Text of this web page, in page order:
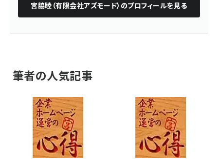
宮脇睦（有限会社アズモード） のプロフィールを見る
筆者の人気記事